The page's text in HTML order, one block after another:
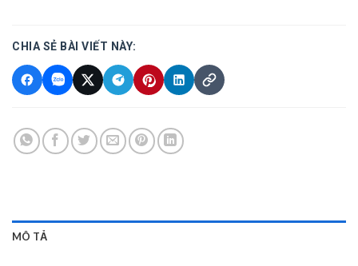
CHIA SẺ BÀI VIẾT NÀY:
MÔ TẢ